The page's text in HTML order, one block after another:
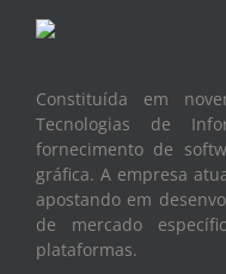
Constituída em
Tecnologias de
fornecimento de
gráfica. A empresa
apostando em
de mercado
plataformas.